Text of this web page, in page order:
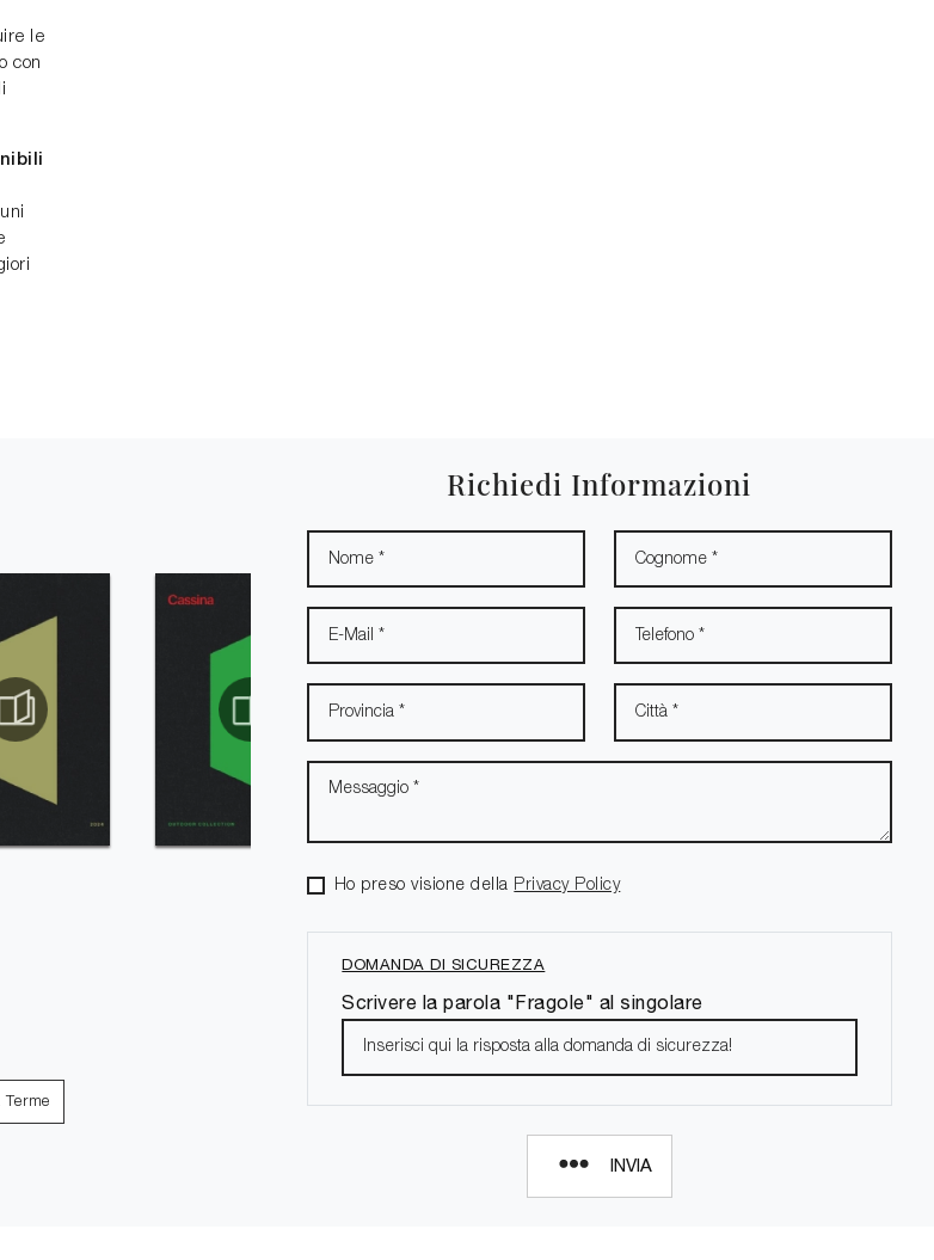
le
con
Richiedi Informazioni
Ho preso visione della Privacy Policy
DOMANDA DI SICUREZZA
Scrivere la parola "Fragole" al singolare
INVIA